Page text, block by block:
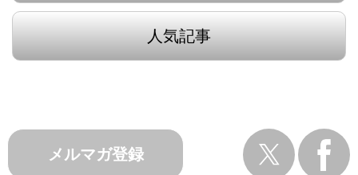
人気記事
メルマガ登録